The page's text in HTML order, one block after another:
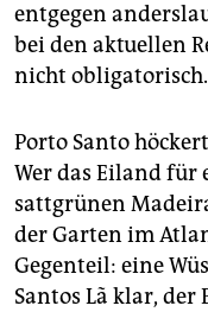
entgegen
bei den aktuellen
nicht obligatorisch.
Porto Santo
Wer das Eiland für
sattgrünen
der Garten im
Gegenteil: eine
Santos Lã klar, der